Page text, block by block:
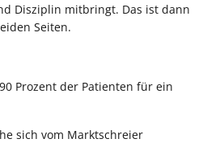
Disziplin mitbringt. Das ist dann
Seiten.
Prozent der Patienten für ein
sich vom Marktschreier